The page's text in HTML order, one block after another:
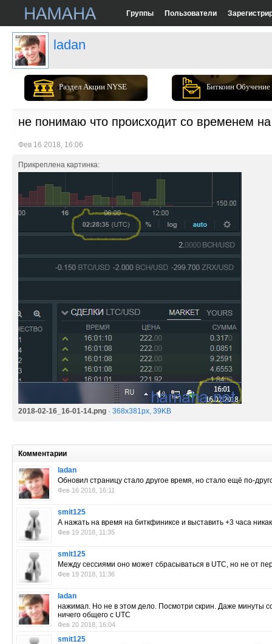
Группы Пользователи
ladan
Раздел Акции NYSE Биткоин Обучение
не понимаю что происходит со временем
Фев 16 2018, 16:06
Прикреплена картинка:
2018-02-16_16-01-14.png · 368x381px, 39KB
Комментарии
ladan
Обновил страницу стало другое время, но стало ещё по-
Фев 16 2018, 16:11
smit125
А нажать на время на биткфиниксе и выставить +3 часа
Фев 19 2018, 11:35
smit125
Между сессиями оно может сбрасываться в UTC, но не от
Фев 19 2018, 11:36
ladan
нажимал. Но не в этом дело. Посмотри скрин. Даже минуты
ничего общего с UTC
Фев 20 2018, 16:04
smit125